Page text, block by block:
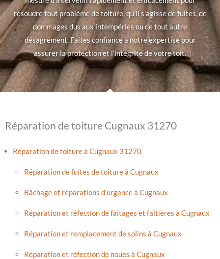
résoudre tout problème de toiture, qu’il s’agisse de fuites, de
dommages dus aux intempéries ou de tout autre
désagrément. Faites confiance à notre expertise pour
assurer la protection et l’intégrité de votre toit.
Réparation de toiture Cugnaux 31270
Réparation de toiture à Cugnaux 31270
Réparation de fuites de toiture à Cugnaux
Bâchage et réparations d’urgence à Cugnaux
Réparation et réfection de faîtages et faîtières à Cugnaux
Réparation et remplacement de solins à Cugnaux
Réparation et réfection de noues à Cugnaux